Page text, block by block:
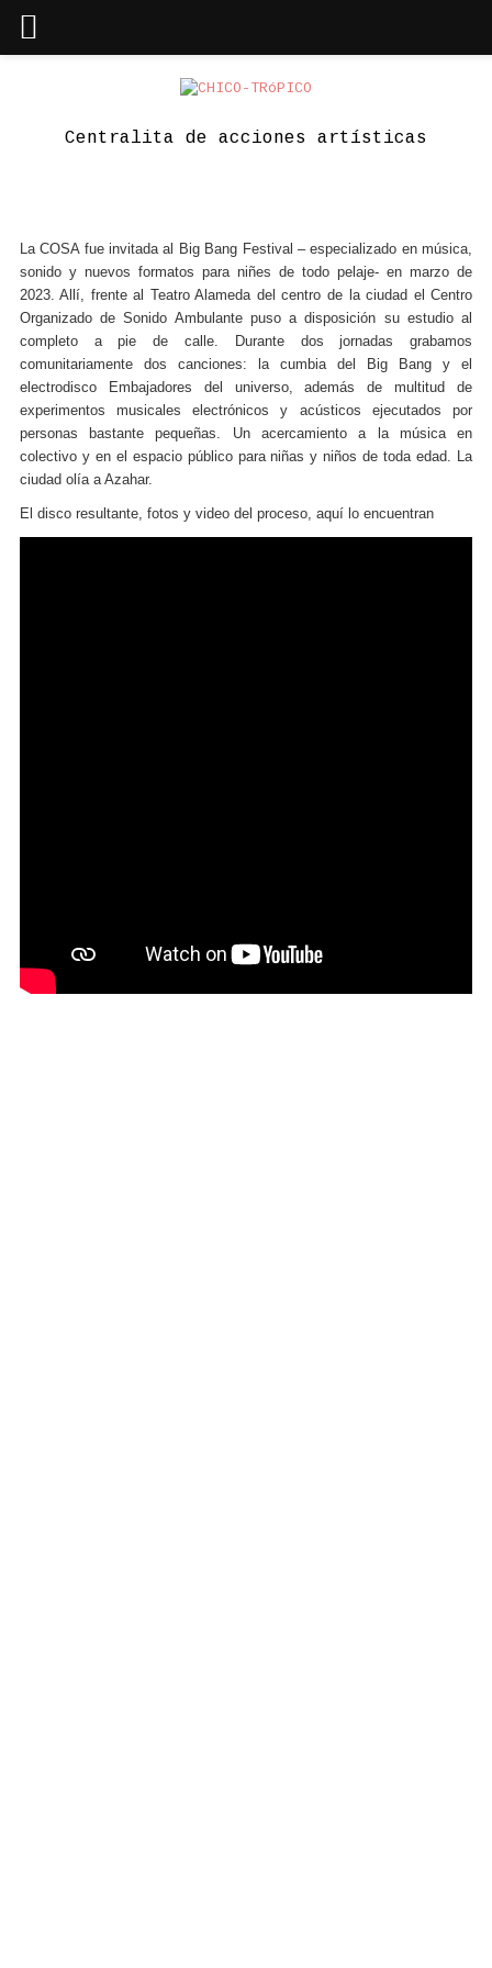
Skip
content
Centralita de acciones artísticas
La COSA fue invitada al Big Bang Festival – especializado en música,
sonido y nuevos formatos para niñes de todo pelaje- en marzo de
2023. Allí, frente al Teatro Alameda del centro de la ciudad el Centro
Organizado de Sonido Ambulante puso a disposición su estudio al
completo a pie de calle. Durante dos jornadas grabamos
comunitariamente dos canciones: la cumbia del Big Bang y el
electrodisco Embajadores del universo, además de multitud de
experimentos musicales electrónicos y acústicos ejecutados por
personas bastante pequeñas. Un acercamiento a la música en
colectivo y en el espacio público para niñas y niños de toda edad. La
ciudad olía a Azahar.
El disco resultante, fotos y video del proceso, aquí lo encuentran